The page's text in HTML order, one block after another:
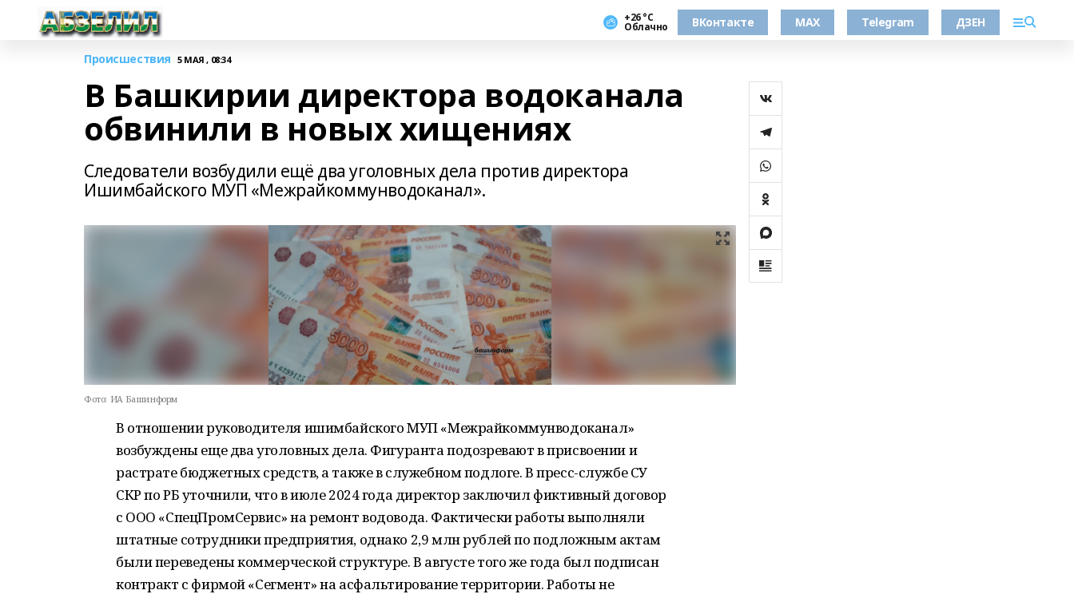
+26 °С
Облачно ВКонтакте MAX Telegram ДЗЕН
Происшествия 5 МАЯ , 08:34
В Башкирии директора водоканала
обвинили в новых хищениях
Следователи возбудили ещё два уголовных дела против директора
Ишимбайского МУП «Межрайкоммунводоканал».
Фото: ИА Башинформ
В отношении руководителя ишимбайского МУП «Межрайкоммунводоканал»
возбуждены еще два уголовных дела. Фигуранта подозревают в присвоении и
растрате бюджетных средств, а также в служебном подлоге. В пресс-службе СУ
СКР по РБ уточнили, что в июле 2024 года директор заключил фиктивный договор
с ООО «СпецПромСервис» на ремонт водовода. Фактически работы выполняли
штатные сотрудники предприятия, однако 2,9 млн рублей по подложным актам
были переведены коммерческой структуре. В августе того же года был подписан
контракт с фирмой «Сегмент» на асфальтирование территории. Работы не